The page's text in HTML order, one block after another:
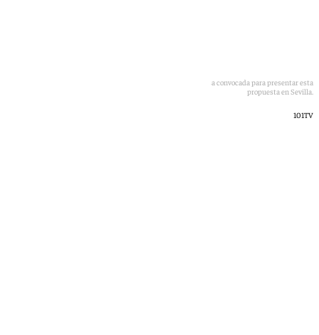
Ángela Claverol atiende a los medios en la rueda de prensa convocada para presentar esta
propuesta en Sevilla.
101TV